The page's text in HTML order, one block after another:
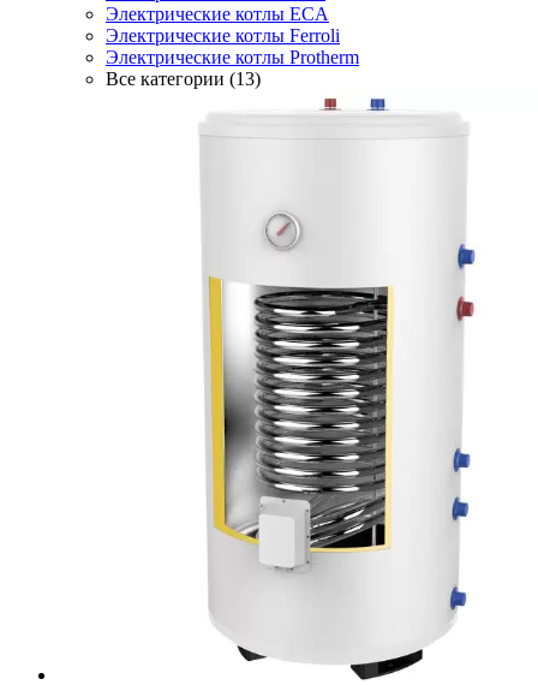
Электрические котлы ECA
Электрические котлы Ferroli
Электрические котлы Protherm
Все категории (13)